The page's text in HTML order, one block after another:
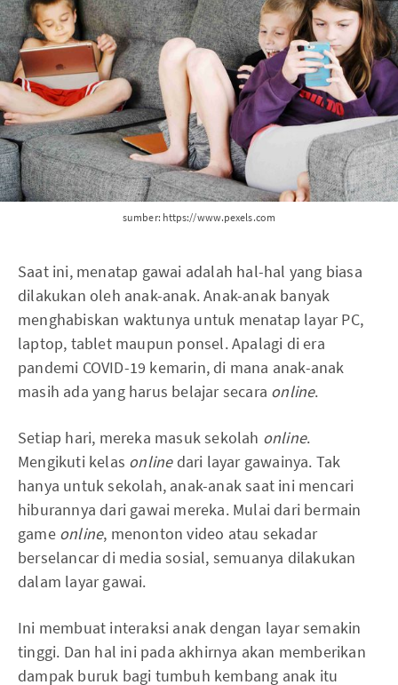
sumber: https://www.pexels.com
Saat ini, menatap gawai adalah hal-hal yang biasa
dilakukan oleh anak-anak. Anak-anak banyak
menghabiskan waktunya untuk menatap layar PC,
laptop, tablet maupun ponsel. Apalagi di era
pandemi COVID-19 kemarin, di mana anak-anak
masih ada yang harus belajar secara online.
Setiap hari, mereka masuk sekolah online.
Mengikuti kelas onlinedari layar gawainya. Tak
hanya untuk sekolah, anak-anak saat ini mencari
hiburannya dari gawai mereka. Mulai dari bermain
game online, menonton video atau sekadar
berselancar di media sosial, semuanya dilakukan
dalam layar gawai.
Ini membuat interaksi anak dengan layar semakin
tinggi. Dan hal ini pada akhirnya akan memberikan
dampak buruk bagi tumbuh kembang anak itu